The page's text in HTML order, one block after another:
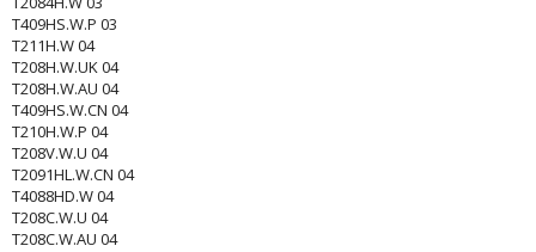
T409HS.W.P 03
T211H.W 04
T208H.W.UK 04
T208H.W.AU 04
T409HS.W.CN 04
T210H.W.P 04
T208V.W.U 04
T2091HL.W.CN 04
T4088HD.W 04
T208C.W.U 04
T208C.W.AU 04